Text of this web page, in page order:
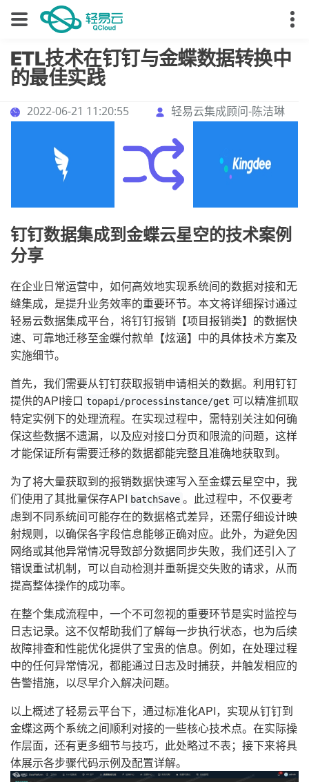
ETL技术在钉钉与金蝶数据转换中
的最佳实践
2022-06-21 11:20:55 轻易云集成顾问-陈洁琳
钉钉数据集成到金蝶云星空的技术案例
分享
在企业日常运营中，如何高效地实现系统间的数据对接和无
缝集成，是提升业务效率的重要环节。本文将详细探讨通过
轻易云数据集成平台，将钉钉报销【项目报销类】的数据快
速、可靠地迁移至金蝶付款单【炫涵】中的具体技术方案及
实施细节。
首先，我们需要从钉钉获取报销申请相关的数据。利用钉钉
提供的API接口 topapi/processinstance/get 可以精准抓取
特定实例下的处理流程。在实现过程中，需特别关注如何确
保这些数据不遗漏，以及应对接口分页和限流的问题，这样
才能保证所有需要迁移的数据都能完整且准确地获取到。
为了将大量获取到的报销数据快速写入至金蝶云星空中，我
们使用了其批量保存API batchSave 。此过程中，不仅要考
虑到不同系统间可能存在的数据格式差异，还需仔细设计映
射规则，以确保各字段信息能够正确对应。此外，为避免因
网络或其他异常情况导致部分数据同步失败，我们还引入了
错误重试机制，可以自动检测并重新提交失败的请求，从而
提高整体操作的成功率。
在整个集成流程中，一个不可忽视的重要环节是实时监控与
日志记录。这不仅帮助我们了解每一步执行状态，也为后续
故障排查和性能优化提供了宝贵的信息。例如，在处理过程
中的任何异常情况，都能通过日志及时捕获，并触发相应的
告警措施，以尽早介入解决问题。
以上概述了轻易云平台下，通过标准化API，实现从钉钉到
金蝶这两个系统之间顺利对接的一些核心技术点。在实际操
作层面，还有更多细节与技巧，此处略过不表；接下来将具
体展示各步骤代码示例及配置详解。